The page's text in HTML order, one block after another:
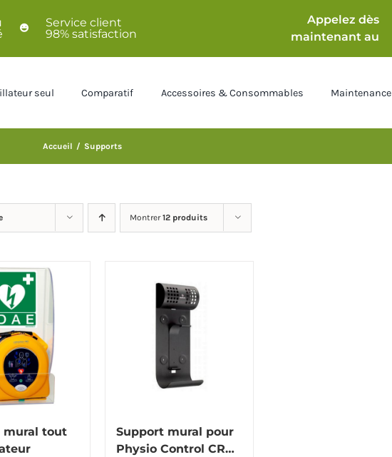
Service client
98% satisfaction
Appelez dès
maintenant au
seul Comparatif Accessoires & Consommables Maintenance
Accueil / Supports
Montrer12 produits
mural tout
Support mural pour
Physio Control CR